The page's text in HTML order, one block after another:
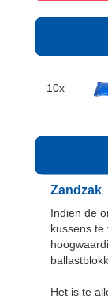
10x
Zandzak
Indien de
kussens
Het is te